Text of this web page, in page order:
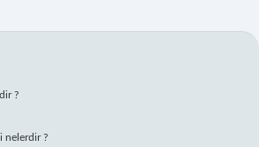
?
nelerdir ?